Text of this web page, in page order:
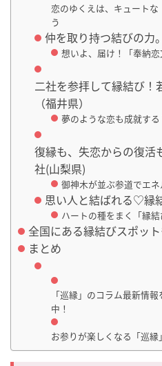
恋のゆくえは、キュート
う
仲を取り持つ結びの力
想いよ、届け！「奉納
二社を参拝して縁結び！
（福井県）
夢のような恋も成就する
復縁も、失恋からの復活
社(山梨県)
御神木が並ぶ参道でエネ
思い人と結ばれる♡縁
ハートの種をまく「縁結
全国にある縁結びスポット
まとめ
「巡縁」のコラム最新情
中！
お参りが楽しくなる「巡縁